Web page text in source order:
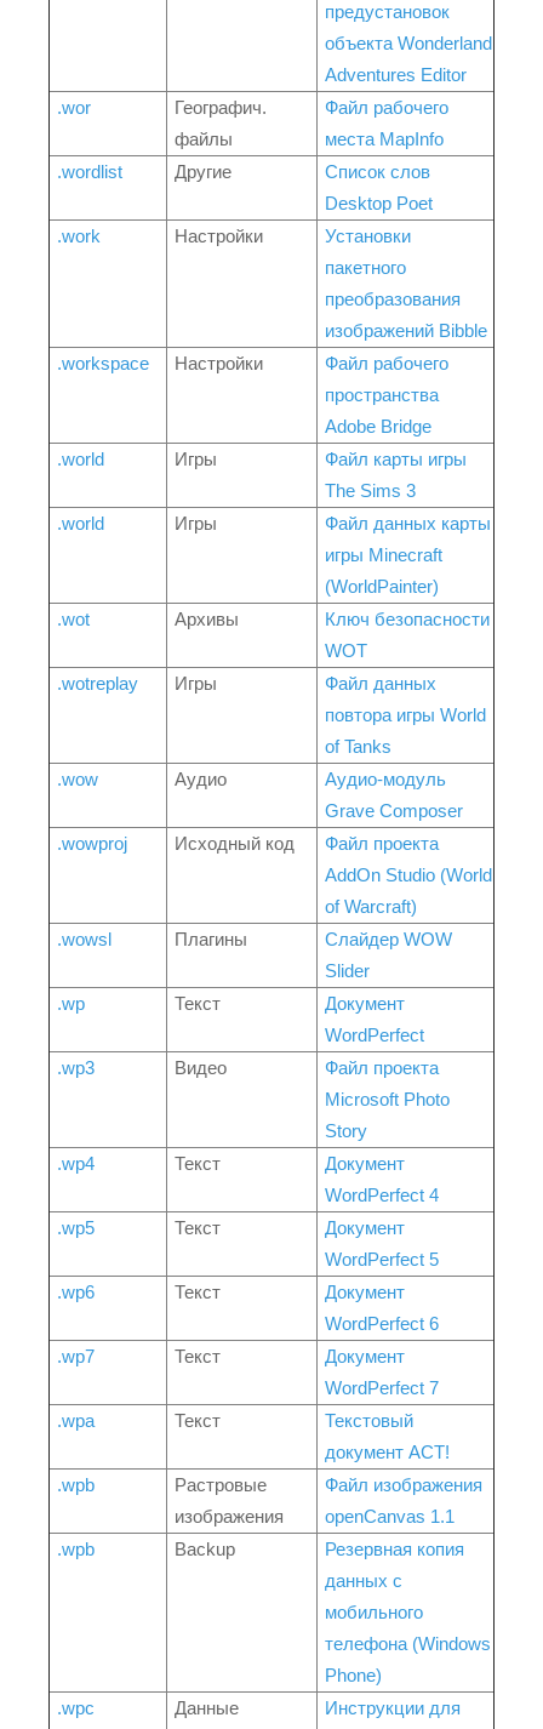
предустановок
объекта Wonderland
Adventures Editor
.wor
Географич.
файлы
Файл рабочего
места MapInfo
.wordlist
Другие
Список слов
Desktop Poet
.work
Настройки
Установки
пакетного
преобразования
изображений Bibble
.workspace
Настройки
Файл рабочего
пространства
Adobe Bridge
.world
Игры
Файл карты игры
The Sims 3
.world
Игры
Файл данных карты
игры Minecraft
(WorldPainter)
.wot
Архивы
Ключ безопасности
WOT
.wotreplay
Игры
Файл данных
повтора игры World
of Tanks
.wow
Аудио
Аудио-модуль
Grave Composer
.wowproj
Исходный код
Файл проекта
AddOn Studio (World
of Warcraft)
.wowsl
Плагины
Слайдер WOW
Slider
.wp
Текст
Документ
WordPerfect
.wp3
Видео
Файл проекта
Microsoft Photo
Story
.wp4
Текст
Документ
WordPerfect 4
.wp5
Текст
Документ
WordPerfect 5
.wp6
Текст
Документ
WordPerfect 6
.wp7
Текст
Документ
WordPerfect 7
.wpa
Текст
Текстовый
документ ACT!
.wpb
Растровые
изображения
Файл изображения
openCanvas 1.1
.wpb
Backup
Резервная копия
данных с
мобильного
телефона (Windows
Phone)
.wpc
Данные Инструкции для